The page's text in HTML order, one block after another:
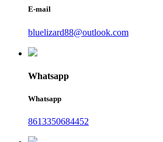
E-mail
bluelizard88@outlook.com
Whatsapp
Whatsapp
8613350684452